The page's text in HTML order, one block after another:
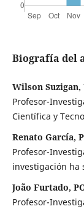
Biografía del
Wilson Suzigan,
Profesor-
Científica y
Renato García,
Profesor-
investigación ha
João Furtado,
Profesor-